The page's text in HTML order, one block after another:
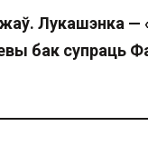
Лукашэнка —
бак супраць